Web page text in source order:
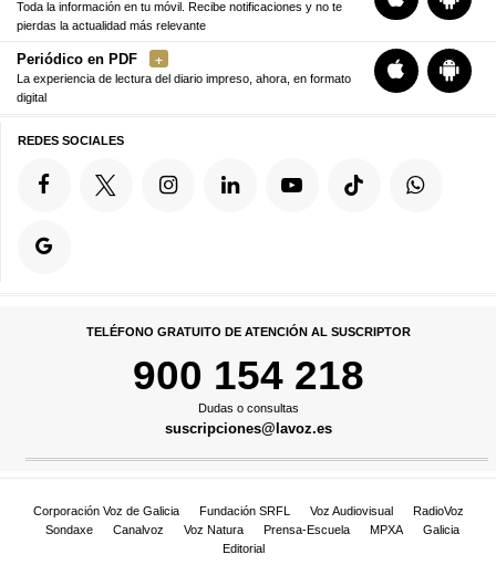
Toda la información en tu móvil. Recibe notificaciones y no te
pierdas la actualidad más relevante
Periódico en PDF
La experiencia de lectura del diario impreso, ahora, en formato
digital
REDES SOCIALES
TELÉFONO GRATUITO DE ATENCIÓN AL SUSCRIPTOR
900 154 218
Dudas o consultas
suscripciones@lavoz.es
Corporación Voz de Galicia Fundación SRFL Voz Audiovisual
RadioVoz
Sondaxe
Canalvoz Voz Natura Prensa-Escuela MPXA
Galicia
Editorial